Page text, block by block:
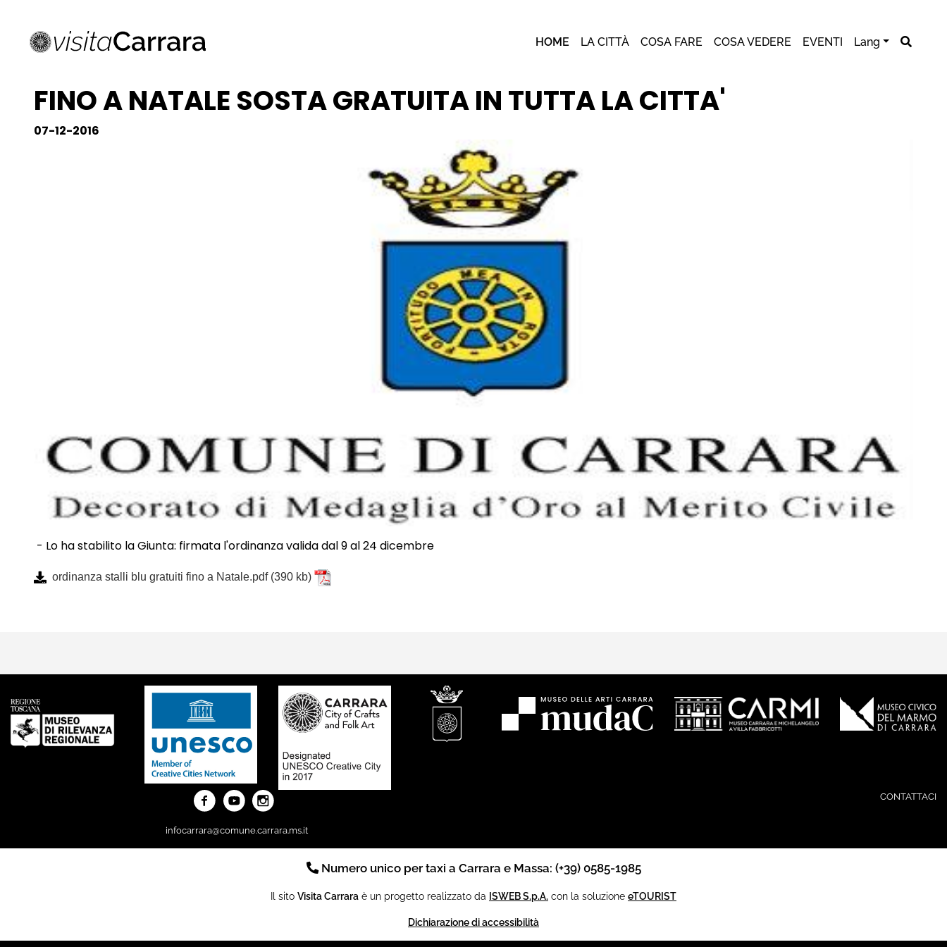
HOME LA CITTÀ COSA FARE COSA VEDERE EVENTI Lang
FINO A NATALE SOSTA GRATUITA IN TUTTA LA CITTA'
07-12-2016
- Lo ha stabilito la Giunta: firmata l'ordinanza valida dal 9 al 24 dicembre
ordinanza stalli blu gratuiti fino a Natale.pdf(390 kb)
infocarrara@comune.carrara.ms.it
CONTATTACI
Numero unico per taxi a Carrara e Massa: (+39) 0585-1985
Il sito Visita Carrara è un progetto realizzato da ISWEB S.p.A. con la soluzione eTOURIST
Dichiarazione di accessibilità